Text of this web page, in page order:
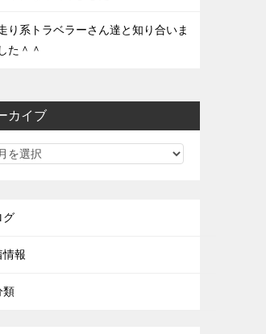
り系トラベラーさん達と知り合いま
した＾＾
カイブ
グ
情報
類